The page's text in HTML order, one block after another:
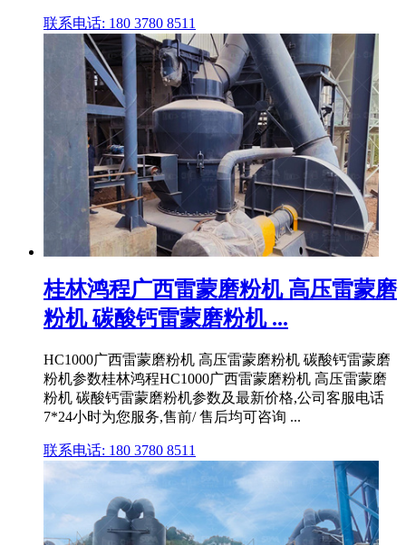
联系电话: 180 3780 8511
桂林鸿程广西雷蒙磨粉机 高压雷蒙磨
粉机 碳酸钙雷蒙磨粉机 ...
HC1000广西雷蒙磨粉机 高压雷蒙磨粉机 碳酸钙雷蒙磨
粉机参数桂林鸿程HC1000广西雷蒙磨粉机 高压雷蒙磨
粉机 碳酸钙雷蒙磨粉机参数及最新价格,公司客服电话
7*24小时为您服务,售前/ 售后均可咨询 ...
联系电话: 180 3780 8511